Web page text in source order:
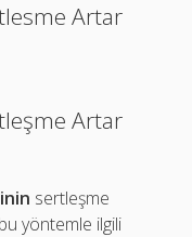
Artar
Artar
sertleşme
yöntemle ilgili